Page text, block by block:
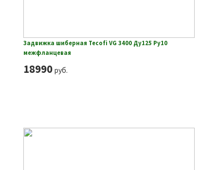
Задвижка шиберная Tecofi VG 3400 Ду125 Ру10
межфланцевая
18990руб.